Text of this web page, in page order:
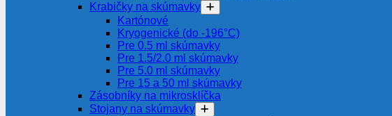
Krabičky na skúmavky
Kartónové
Kryogenické (do -196°C)
Pre 0.5 ml skúmavky
Pre 1.5/2.0 ml skúmavky
Pre 5.0 ml skúmavky
Pre 15 a 50 ml skúmavky
Zásobníky na mikrosklíčka
Stojany na skúmavky